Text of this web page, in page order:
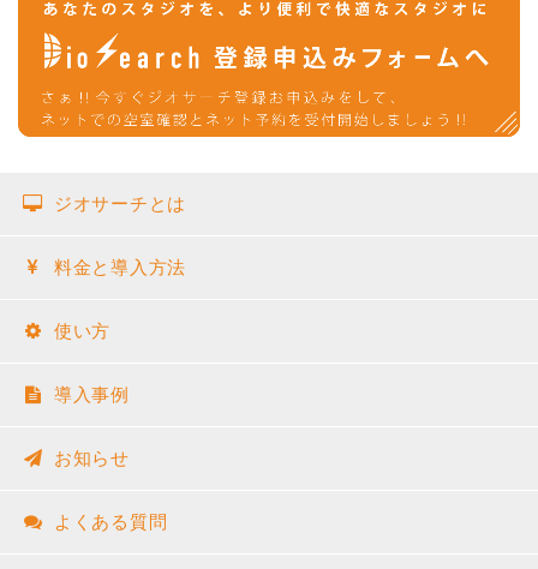
ジオサーチとは
料金と導入方法
使い方
導入事例
お知らせ
よくある質問